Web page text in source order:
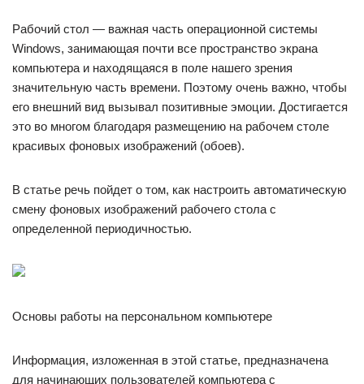
Рабочий стол — важная часть операционной системы
Windows, занимающая почти все пространство экрана
компьютера и находящаяся в поле нашего зрения
значительную часть времени. Поэтому очень важно, чтобы
его внешний вид вызывал позитивные эмоции. Достигается
это во многом благодаря размещению на рабочем столе
красивых фоновых изображений (обоев).
В статье речь пойдет о том, как настроить автоматическую
смену фоновых изображений рабочего стола с
определенной периодичностью.
Основы работы на персональном компьютере
Информация, изложенная в этой статье, предназначена
для начинающих пользователей компьютера с